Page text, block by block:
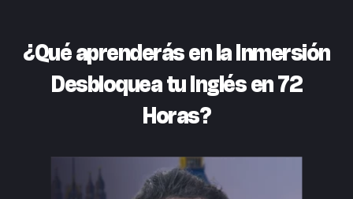
¿Qué aprenderás en la Inmersión
Desbloquea tu Inglés en 72
Horas?